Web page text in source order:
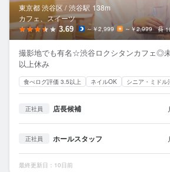
東京都 渋谷区 / 渋谷駅 138m
カフェ、スイーツ
3.69 ～￥2,999 ～￥2,999
撮影地でも有名☆渋谷ロクシタンカフェ◎
以上休み
食べログ評価 3.5以上 ネイルOK シニア・ミドル
正社員 店長候補
正社員 ホールスタッフ
最終更新日：10日前